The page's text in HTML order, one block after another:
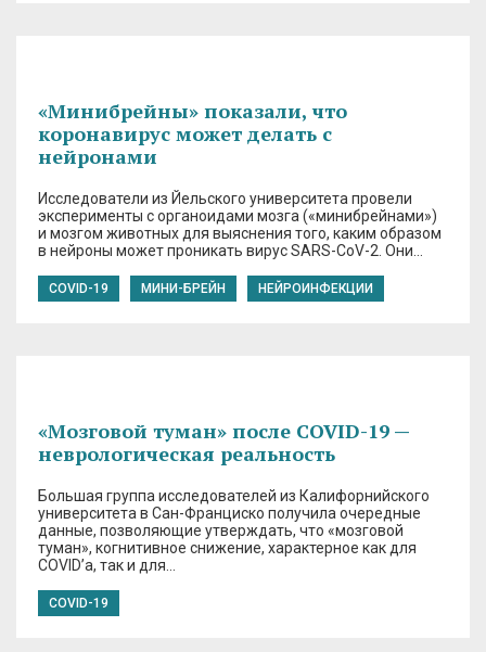
«Минибрейны» показали, что
коронавирус может делать с
нейронами
Исследователи из Йельского университета провели
эксперименты с органоидами мозга («минибрейнами»)
и мозгом животных для выяснения того, каким образом
в нейроны может проникать вирус SARS-CoV-2. Они…
COVID-19 МИНИ-БРЕЙН НЕЙРОИНФЕКЦИИ
«Мозговой туман» после COVID-19 —
неврологическая реальность
Большая группа исследователей из Калифорнийского
университета в Сан-Франциско получила очередные
данные, позволяющие утверждать, что «мозговой
туман», когнитивное снижение, характерное как для
COVID’а, так и для…
СOVID-19